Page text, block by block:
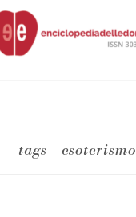
tags - esoterismo